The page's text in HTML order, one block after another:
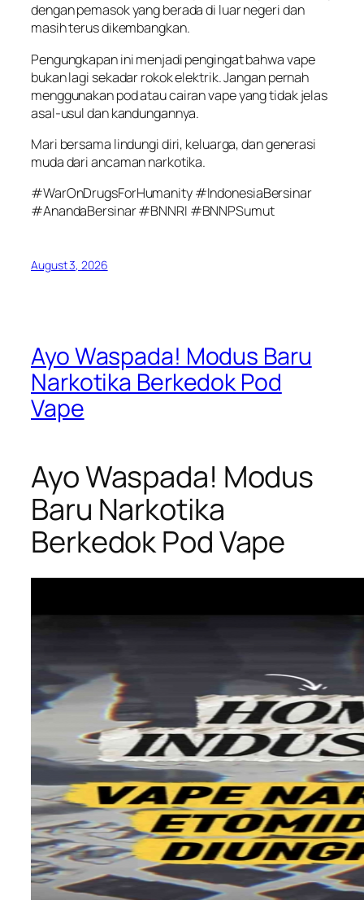
dengan pemasok yang berada di luar negeri dan
masih terus dikembangkan.
Pengungkapan ini menjadi pengingat bahwa vape
bukan lagi sekadar rokok elektrik. Jangan pernah
menggunakan pod atau cairan vape yang tidak jelas
asal-usul dan kandungannya.
Mari bersama lindungi diri, keluarga, dan generasi
muda dari ancaman narkotika.
#WarOnDrugsForHumanity #IndonesiaBersinar
#AnandaBersinar #BNNRI #BNNPSumut
August 3, 2026
Ayo Waspada! Modus Baru
Narkotika Berkedok Pod
Vape
Ayo Waspada! Modus
Baru Narkotika
Berkedok Pod Vape